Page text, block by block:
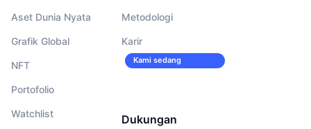
Aset Dunia Nyata
Grafik Global
NFT
Portofolio
Watchlist
Metodologi
Karir
Kami sedang
Dukungan